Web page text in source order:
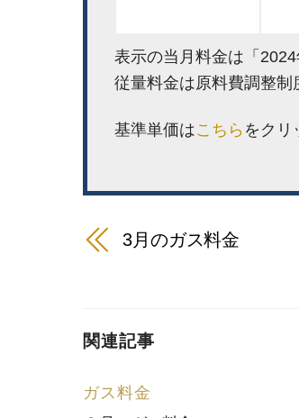
表示の当月料金は「
従量料金は原料費調整制
基準単価はこちら をクリ
3月のガス料金
関連記事
ガス料金